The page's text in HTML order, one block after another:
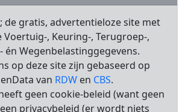
de gratis, advertentieloze site met
Voertuig-, Keuring-, Terugroep-,
én Wegenbelastinggegevens.
op deze site zijn gebaseerd op
van RDW en CBS.
geen cookie-beleid (want geen
privacybeleid (er wordt niets